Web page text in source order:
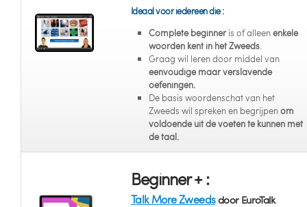
Ideaal voor iedereen die :
Complete beginner is of alleenenkele
woorden kent in het Zweeds.
Graag wil leren door middel van
eenvoudige maar verslavende
oefeningen.
De basis woordenschat van het
Zweeds wil spreken en begrijpenom
voldoende uit de voeten te kunnen met
de taal.
Beginner + :
Talk More Zweedsdoor EuroTalk